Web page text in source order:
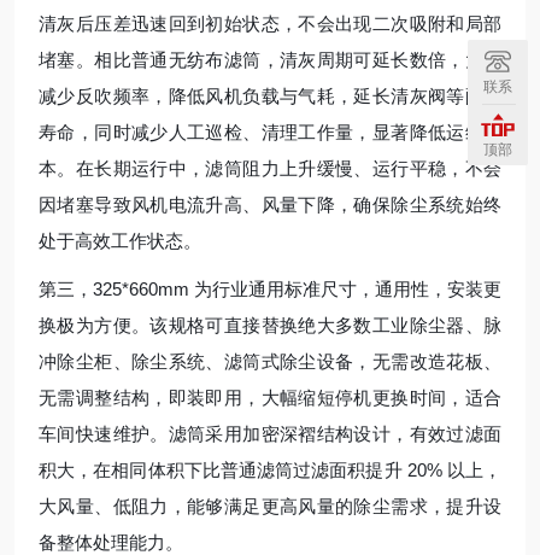
清灰后压差迅速回到初始状态，不会出现二次吸附和局部
堵塞。相比普通无纺布滤筒，清灰周期可延长数倍，大幅
减少反吹频率，降低风机负载与气耗，延长清灰阀等配件
寿命，同时减少人工巡检、清理工作量，显著降低运维成
本。在长期运行中，滤筒阻力上升缓慢、运行平稳，不会
因堵塞导致风机电流升高、风量下降，确保除尘系统始终
处于高效工作状态。
第三，325*660mm 为行业通用标准尺寸，通用性，安装更
换极为方便。该规格可直接替换绝大多数工业除尘器、脉
冲除尘柜、除尘系统、滤筒式除尘设备，无需改造花板、
无需调整结构，即装即用，大幅缩短停机更换时间，适合
车间快速维护。滤筒采用加密深褶结构设计，有效过滤面
积大，在相同体积下比普通滤筒过滤面积提升 20% 以上，
大风量、低阻力，能够满足更高风量的除尘需求，提升设
备整体处理能力。
联系
顶部